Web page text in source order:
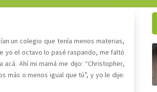
un colegio que tenía menos materias,
yo el octavo lo pasé raspando, me faltó
Ahí mi mamá me dijo: “Christopher,
más o menos igual que tú”, y yo le dije: